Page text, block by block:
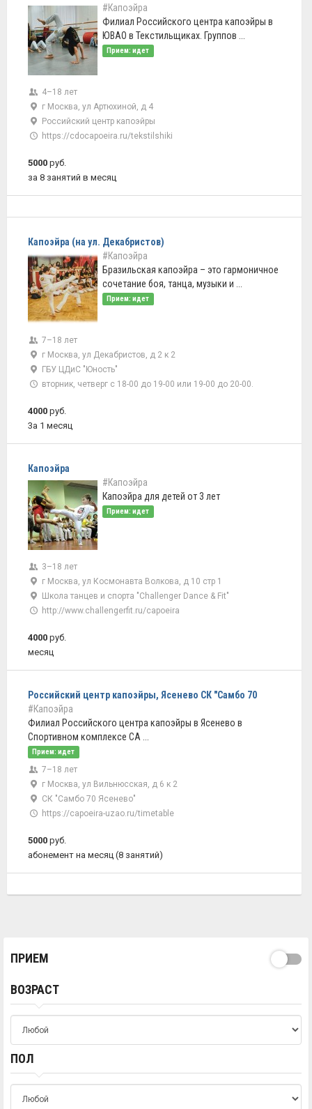
#Капоэйра
Филиал Российского центра капоэйры в
ЮВАО в Текстильщиках. Группов ...
Прием: идет
4–18 лет
г Москва, ул Артюхиной, д 4
Российский центр капоэйры
https://cdocapoeira.ru/tekstilshiki
5000 руб.
за 8 занятий в месяц
Капоэйра (на ул. Декабристов)
#Капоэйра
Бразильская капоэйра – это гармоничное
сочетание боя, танца, музыки и ...
Прием: идет
7–18 лет
г Москва, ул Декабристов, д 2 к 2
ГБУ ЦДиС "Юность"
вторник, четверг с 18-00 до 19-00 или 19-00 до 20-00.
4000 руб.
3а 1 месяц
Капоэйра
#Капоэйра
Капоэйра для детей от 3 лет
Прием: идет
3–18 лет
г Москва, ул Космонавта Волкова, д 10 стр 1
Школа танцев и спорта "Challenger Dance & Fit"
http://www.challengerfit.ru/capoeira
4000 руб.
месяц
Российский центр капоэйры, Ясенево СК "Самбо 70
#Капоэйра
Филиал Российского центра капоэйры в Ясенево в
Спортивном комплексе СА ...
Прием: идет
7–18 лет
г Москва, ул Вильнюсская, д 6 к 2
СК "Самбо 70 Ясенево"
https://capoeira-uzao.ru/timetable
5000 руб.
абонемент на месяц (8 занятий)
ПРИЕМ
ВОЗРАСТ
ПОЛ